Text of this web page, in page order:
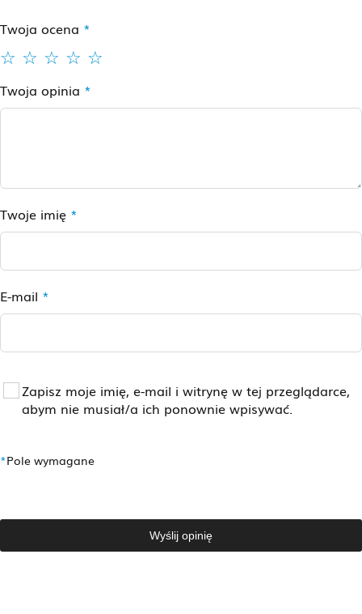
Twoja ocena *
Twoja opinia *
Twoje imię *
E-mail *
Zapisz moje imię, e-mail i witrynę w tej przeglądarce,
abym nie musiał/a ich ponownie wpisywać.
*Pole wymagane
Wyślij opinię